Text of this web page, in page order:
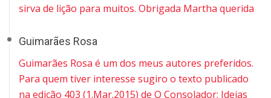
sirva de lição para muitos. Obrigada Martha querida
Guimarães Rosa
Guimarães Rosa é um dos meus autores preferidos.
Para quem tiver interesse sugiro o texto publicado
na edição 403 (1.Mar.2015) de O Consolador: Ideias